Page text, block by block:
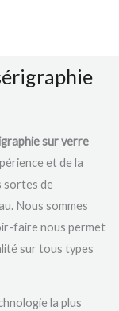
sur verre
et de la
sortes de
Nous sommes
faire nous permet
sur tous types
la plus